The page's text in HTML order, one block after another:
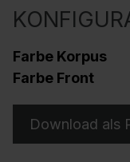
Farbe Korpus
Farbe Front
Download als